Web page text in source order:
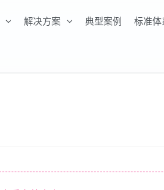
解决方案 典型案例 标准体